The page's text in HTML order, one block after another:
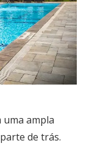
ampla
de trás.